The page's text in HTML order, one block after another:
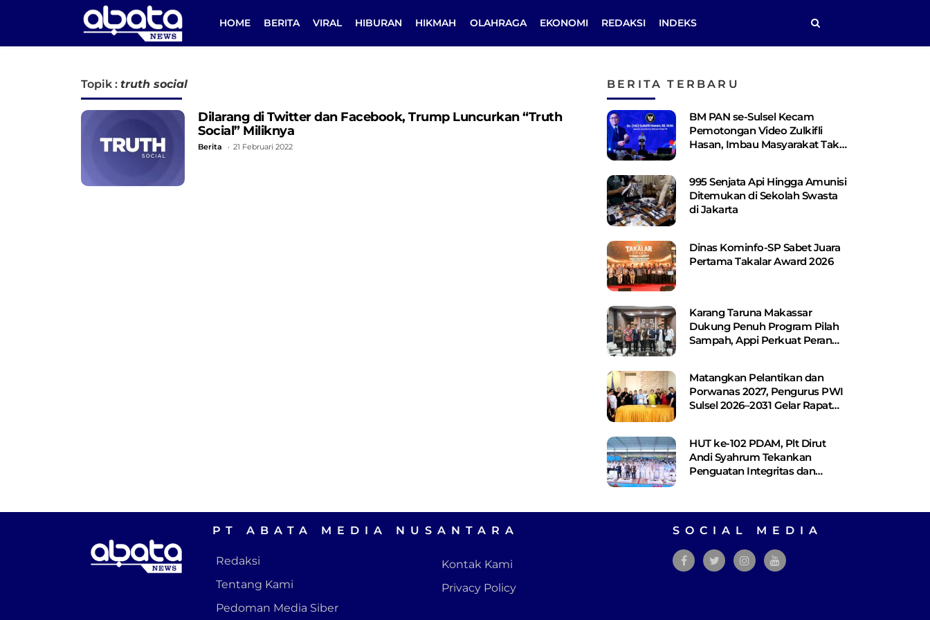
HOME BERITA VIRAL HIBURAN HIKMAH OLAHRAGA EKONOMI REDAKSI INDEKS
Topik : truth social
Dilarang di Twitter dan Facebook, Trump Luncurkan “Truth
Social” Miliknya
Berita 21 Februari 2022
BERITA TERBARU
BM PAN se-Sulsel Kecam
Pemotongan Video Zulkifli
Hasan, Imbau Masyarakat Tak
995 Senjata Api Hingga Amunisi
Ditemukan di Sekolah Swasta
di Jakarta
Dinas Kominfo-SP Sabet Juara
Pertama Takalar Award 2026
Karang Taruna Makassar
Dukung Penuh Program Pilah
Sampah, Appi Perkuat Peran
Matangkan Pelantikan dan
Porwanas 2027, Pengurus PWI
Sulsel 2026–2031 Gelar Rapat
HUT ke-102 PDAM, Plt Dirut
Andi Syahrum Tekankan
Penguatan Integritas dan
PT ABATA MEDIA NUSANTARA
Redaksi
Tentang Kami
Pedoman Media Siber
Kontak Kami
Privacy Policy
SOCIAL MEDIA